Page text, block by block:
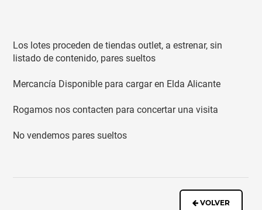
Los lotes proceden de tiendas outlet, a estrenar, sin
listado de contenido, pares sueltos
Mercancía Disponible para cargar en Elda Alicante
Rogamos nos contacten para concertar una visita
No vendemos pares sueltos
VOLVER